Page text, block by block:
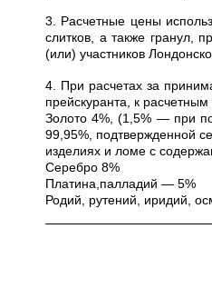
3. Расчетные цены
слитков, а также гранул,
(или) участников
4. При расчетах за
прейскуранта, к
Золото 4%, (1,5% — при
99,95%, подтвержденной
изделиях и ломе с
Серебро 8%
Платина,палладий — 5%
Родий, рутений, иридий,